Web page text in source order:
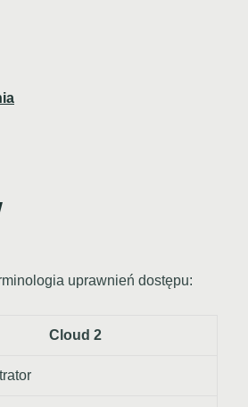
uprawnień dostępu:
Cloud 2